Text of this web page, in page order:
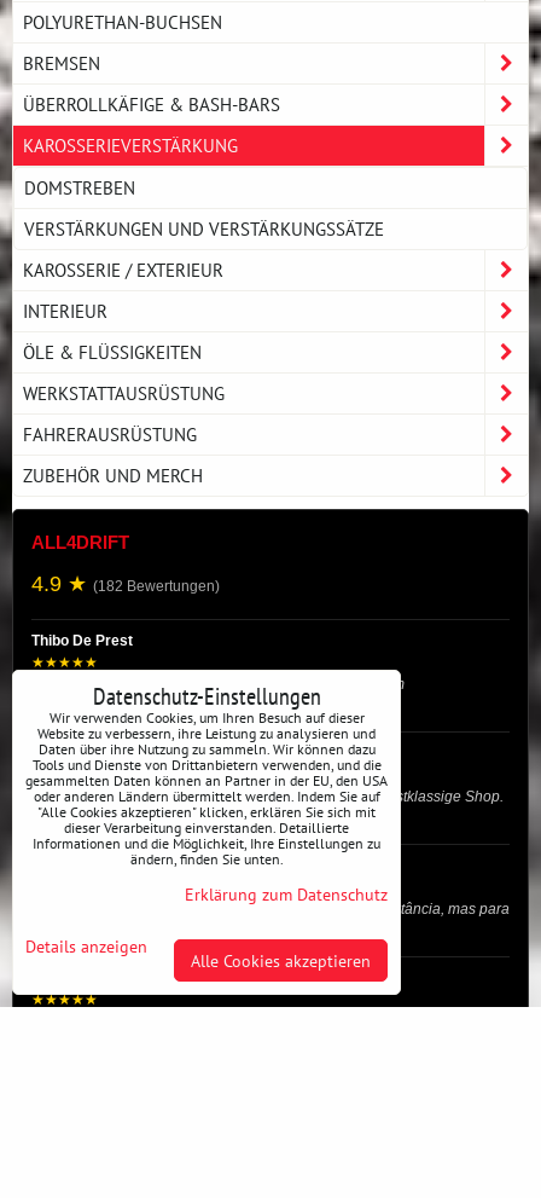
POLYURETHAN-BUCHSEN
BREMSEN
ÜBERROLLKÄFIGE & BASH-BARS
KAROSSERIEVERSTÄRKUNG
DOMSTREBEN
VERSTÄRKUNGEN UND VERSTÄRKUNGSSÄTZE
KAROSSERIE / EXTERIEUR
INTERIEUR
ÖLE & FLÜSSIGKEITEN
WERKSTATTAUSRÜSTUNG
FAHRERAUSRÜSTUNG
ZUBEHÖR UND MERCH
ALL4DRIFT
4.9 ★ (182 Bewertungen)
Thibo De Prest
★★★★★
"Es gibt nicht viel zu sagen. Sehr gute Produkte zu einem
erschwinglichen Preis. Ein Artikel konnte n..."
RADAR
★★★★★
"Für mich ist Drift Communication der einzig faire und erstklassige Shop.
Reklamationen, falls ich ma..."
RCnitrous Team
"A minha experiência foi só pela loja Online devido a distância, mas para
★★★★★
Datenschutz-Einstellungen
Wir verwenden Cookies, um Ihren Besuch auf dieser
Website zu verbessern, ihre Leistung zu analysieren und
Daten über ihre Nutzung zu sammeln. Wir können dazu
Tools und Dienste von Drittanbietern verwenden, und die
gesammelten Daten können an Partner in der EU, den USA
oder anderen Ländern übermittelt werden. Indem Sie auf
"Alle Cookies akzeptieren" klicken, erklären Sie sich mit
dieser Verarbeitung einverstanden. Detaillierte
Informationen und die Möglichkeit, Ihre Einstellungen zu
ändern, finden Sie unten.
Erklärung zum Datenschutz
Details anzeigen
Alle Cookies akzeptieren